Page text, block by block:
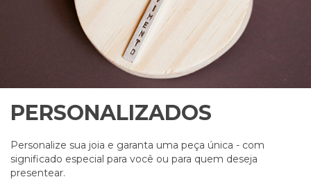
PERSONALIZADOS
Personalize sua joia e garanta uma peça única - com
significado especial para você ou para quem deseja
presentear.